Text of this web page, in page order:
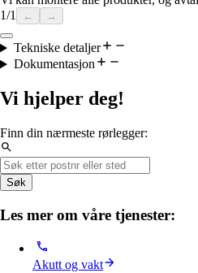
1/1 ← →
Tekniske detaljer
Dokumentasjon
Vi hjelper deg!
Finn din nærmeste rørlegger:
Søk
Les mer om våre tjenester:
Akutt og vakt